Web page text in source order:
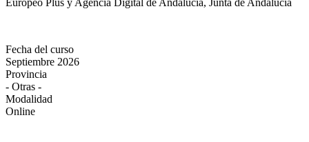
Fecha del curso
Septiembre 2026
Provincia
- Otras -
Modalidad
Online